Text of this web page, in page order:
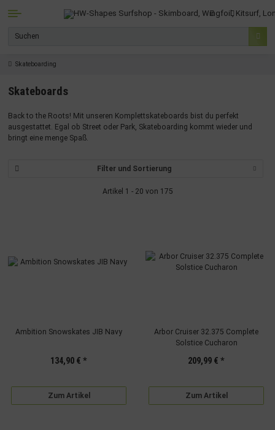
Skateboarding
Skateboards
Back to the Roots! Mit unseren Komplettskateboards bist du perfekt
ausgestattet. Egal ob Street oder Park, Skateboarding kommt wieder und
bringt eine menge Spaß.
Filter und Sortierung
Artikel 1 - 20 von 175
Ambition Snowskates JIB Navy
134,90 € *
Zum Artikel
Arbor Cruiser 32.375 Complete
Solstice Cucharon
209,99 € *
Zum Artikel